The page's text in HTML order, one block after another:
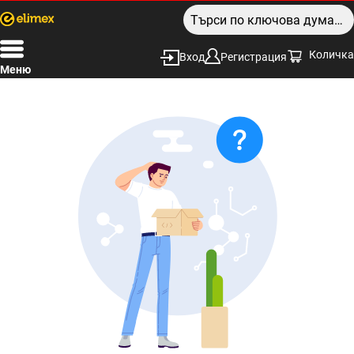
Меню
Вход Регистрация Количка